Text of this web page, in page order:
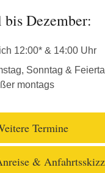
Dezember:
12:00* & 14:00 Uhr
Sonntag &
montags
Termine
&